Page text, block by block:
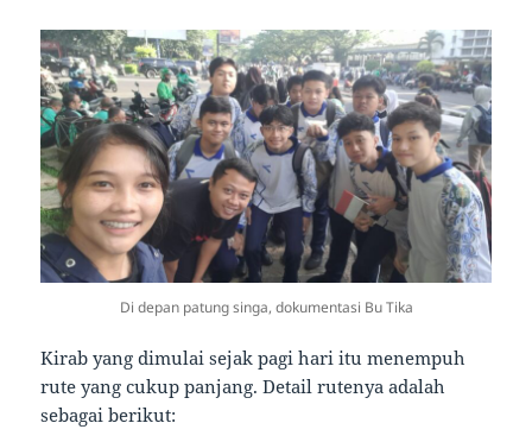
Di depan patung singa, dokumentasi Bu Tika
Kirab yang dimulai sejak pagi hari itu menempuh
rute yang cukup panjang. Detail rutenya adalah
sebagai berikut: